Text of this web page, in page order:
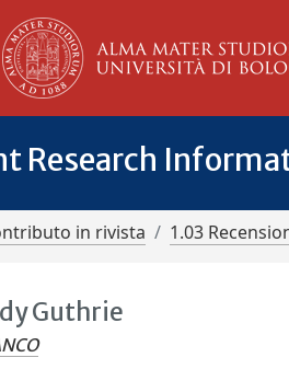
Research
in rivista 1.03
Guthrie